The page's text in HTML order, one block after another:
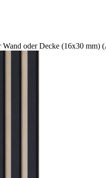
oder Decke (16x30 mm)